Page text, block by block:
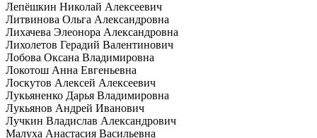
Лепёшкин Николай Алексеевич
Литвинова Ольга Александровна
Лихачева Элеонора Александровна
Лихолетов Герадий Валентинович
Лобова Оксана Владимировна
Локотош Анна Евгеньевна
Лоскутов Алексей Алексеевич
Лукьяненко Дарья Владимировна
Лукьянов Андрей Иванович
Лучкин Владислав Александрович
Малуха Анастасия Васильевна